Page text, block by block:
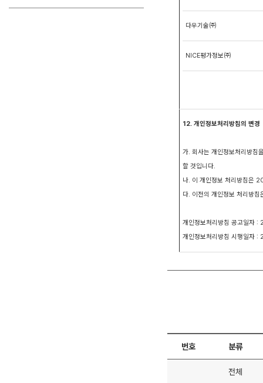
다우기술㈜
NICE평가정보㈜
12. 개인정보처리방침의 변경
가. 회사는 개인정보처리방침
할 것입니다.
나. 이 개인정보 처리방침은
다. 이전의 개인정보 처리방
개인정보처리방침 공고일자
개인정보처리방침 시행일자
번호 분류
전체